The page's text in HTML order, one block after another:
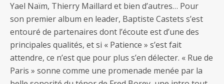
Yael Naïm, Thierry Maillard et bien d’autres… Pour
son premier album en leader, Baptiste Castets s’est
entouré de partenaires dont l’écoute est d’une des
principales qualités, et si « Patience » s’est fait
attendre, ce n’est que pour plus s’en délecter. « Rue de
Paris » sonne comme une promenade menée par la